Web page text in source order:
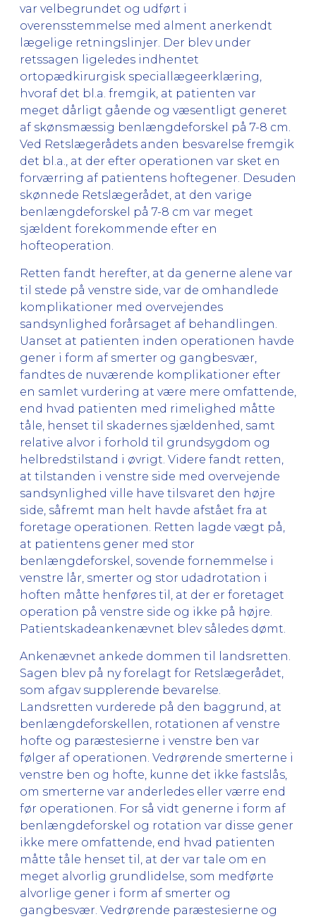
var velbegrundet og udført i
overensstemmelse med alment anerkendt
lægelige retningslinjer. Der blev under
retssagen ligeledes indhentet
ortopædkirurgisk speciallægeerklæring,
hvoraf det bl.a. fremgik, at patienten var
meget dårligt gående og væsentligt generet
af skønsmæssig benlængdeforskel på 7-8 cm.
Ved Retslægerådets anden besvarelse fremgik
det bl.a., at der efter operationen var sket en
forværring af patientens hoftegener. Desuden
skønnede Retslægerådet, at den varige
benlængdeforskel på 7-8 cm var meget
sjældent forekommende efter en
hofteoperation.
Retten fandt herefter, at da generne alene var
til stede på venstre side, var de omhandlede
komplikationer med overvejendes
sandsynlighed forårsaget af behandlingen.
Uanset at patienten inden operationen havde
gener i form af smerter og gangbesvær,
fandtes de nuværende komplikationer efter
en samlet vurdering at være mere omfattende,
end hvad patienten med rimelighed måtte
tåle, henset til skadernes sjældenhed, samt
relative alvor i forhold til grundsygdom og
helbredstilstand i øvrigt. Videre fandt retten,
at tilstanden i venstre side med overvejende
sandsynlighed ville have tilsvaret den højre
side, såfremt man helt havde afstået fra at
foretage operationen. Retten lagde vægt på,
at patientens gener med stor
benlængdeforskel, sovende fornemmelse i
venstre lår, smerter og stor udadrotation i
hoften måtte henføres til, at der er foretaget
operation på venstre side og ikke på højre.
Patientskadeankenævnet blev således dømt.
Ankenævnet ankede dommen til landsretten.
Sagen blev på ny forelagt for Retslægerådet,
som afgav supplerende bevarelse.
Landsretten vurderede på den baggrund, at
benlængdeforskellen, rotationen af venstre
hofte og paræstesierne i venstre ben var
følger af operationen. Vedrørende smerterne i
venstre ben og hofte, kunne det ikke fastslås,
om smerterne var anderledes eller værre end
før operationen. For så vidt generne i form af
benlængdeforskel og rotation var disse gener
ikke mere omfattende, end hvad patienten
måtte tåle henset til, at der var tale om en
meget alvorlig grundlidelse, som medførte
alvorlige gener i form af smerter og
gangbesvær. Vedrørende paræstesierne og